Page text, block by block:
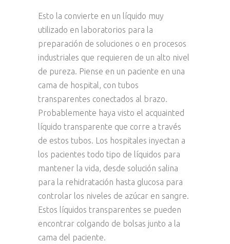
Esto la convierte en un líquido muy
utilizado en laboratorios para la
preparación de soluciones o en procesos
industriales que requieren de un alto nivel
de pureza. Piense en un paciente en una
cama de hospital, con tubos
transparentes conectados al brazo.
Probablemente haya visto el acquainted
líquido transparente que corre a través
de estos tubos. Los hospitales inyectan a
los pacientes todo tipo de líquidos para
mantener la vida, desde solución salina
para la rehidratación hasta glucosa para
controlar los niveles de azúcar en sangre.
Estos líquidos transparentes se pueden
encontrar colgando de bolsas junto a la
cama del paciente.